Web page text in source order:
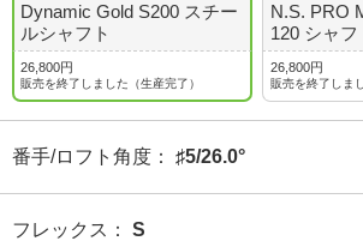
Dynamic Gold S200 スチー
ルシャフト
26,800円
販売を終了しました（生産完了）
N.S. PRO
120 シャフ
26,800円
販売を終了しま
番手/ロフト角度 ： ♯5/26.0°
フレックス ： S